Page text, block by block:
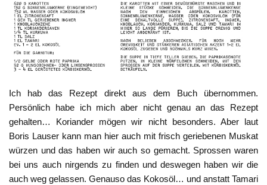
Ich hab das Rezept direkt aus dem Buch übernommen.
Persönlich habe ich mich aber nicht genau an das Rezept
gehalten… Koriander mögen wir nicht besonders. Aber laut
Boris Lauser kann man hier auch mit frisch geriebenen Muskat
würzen und das haben wir auch so gemacht. Sprossen waren
bei uns auch nirgends zu finden und deswegen haben wir die
auch weg gelassen. Genauso das Kokosöl… und anstatt Tamari